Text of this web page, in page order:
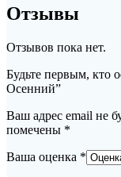
Отзывы
Отзывов пока нет.
Будьте первым, кто
Осенний”
Ваш адрес email не
помечены *
Ваша оценка *